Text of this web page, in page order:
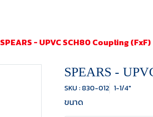
SPEARS - UPVC SCH80 Coupling (FxF)
SPEARS -
SKU : 830-012 1-1/4"
ขนาด